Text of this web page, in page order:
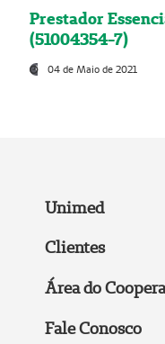
Prestador
(51004354-7)
04 de Maio de 2021
Unimed
Clientes
Área do
Fale Conosco